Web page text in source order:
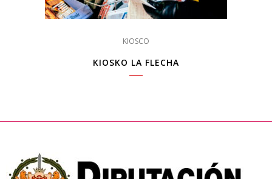
KIOSCO
KIOSKO LA FLECHA